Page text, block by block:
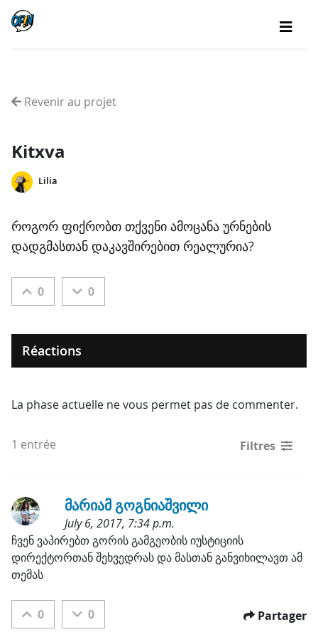
Revenir au projet
Kitxva
Lilia
როგორ ფიქრობთ თქვენი ამოცანა ურნების
დადგმასთან დაკავშირებით რეალურია?
0 0
Réactions
La phase actuelle ne vous permet pas de commenter.
1 entrée Filtres
მარიამ გოგნიაშვილი
July 6, 2017, 7:34 p.m.
Etiquette:
ჩვენ ვაპირებთ გორის გამგეობის იუსტიციის
დირექტორთან შეხვედრას და მასთან განვიხილავთ ამ
თემას
0 0 Partager